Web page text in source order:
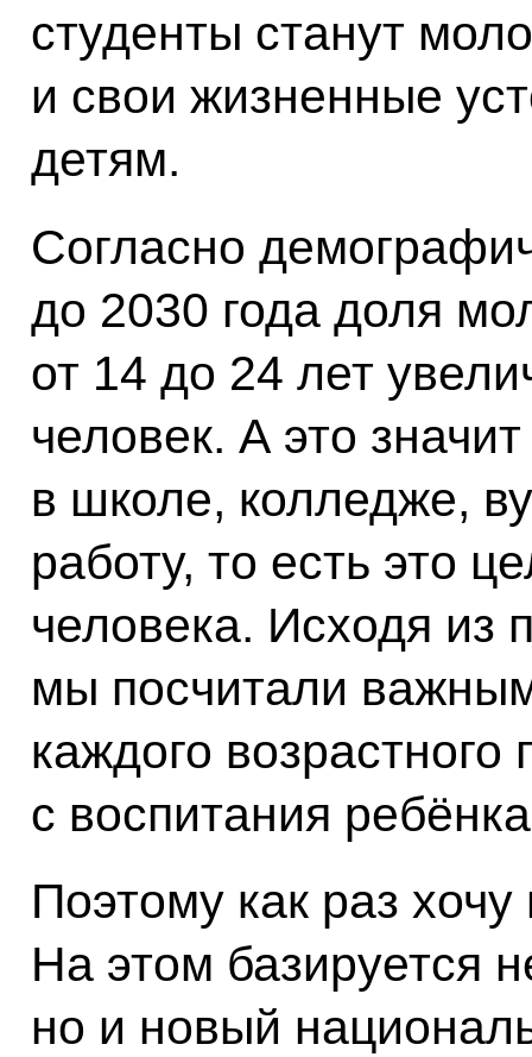
студенты станут
и свои жизненные
детям.
Согласно
до 2030 года доля
от 14 до 24 лет
человек. А это
в школе, колледже,
работу, то есть это
человека. Исходя из
мы посчитали
каждого
с воспитания
Поэтому как раз
На этом базируется
но и новый